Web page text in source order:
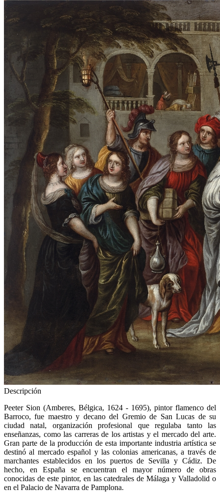
Descripción
Peeter Sion (Amberes, Bélgica, 1624 - 1695), pintor flamenco del
Barroco, fue maestro y decano del Gremio de San Lucas de su
ciudad natal, organización profesional que regulaba tanto las
enseñanzas, como las carreras de los artistas y el mercado del arte.
Gran parte de la producción de esta importante industria artística se
destinó al mercado español y las colonias americanas, a través de
marchantes establecidos en los puertos de Sevilla y Cádiz. De
hecho, en España se encuentran el mayor número de obras
conocidas de este pintor, en las catedrales de Málaga y Valladolid o
en el Palacio de Navarra de Pamplona.